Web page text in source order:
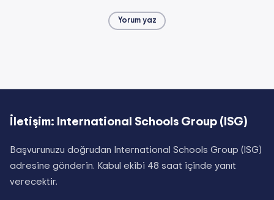
Yorum yaz
İletişim: International Schools Group (ISG)
Başvurunuzu doğrudan International Schools Group (ISG)
adresine gönderin. Kabul ekibi 48 saat içinde yanıt
verecektir.